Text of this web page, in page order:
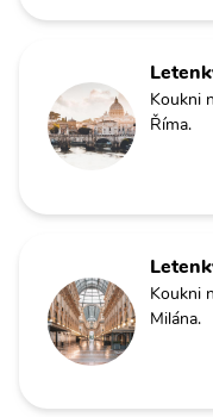
Koukni
Říma.
Koukni
Milána.